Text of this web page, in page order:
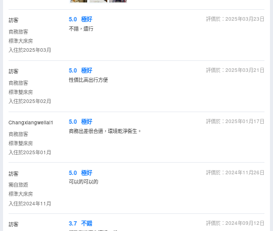
訪客
商務旅客
標準大床房
入住於2025年03月
5.0 極好
評價於：2025年03月23日
不錯，還行
訪客
商務旅客
標準雙床房
入住於2025年02月
5.0 極好
評價於：2025年03月21日
性價比高出行方便
Changxiangweilai1
商務旅客
標準雙床房
入住於2025年01月
5.0 極好
評價於：2025年01月17日
商務出差很合適，環境乾淨衞生。
訪客
獨自旅遊
標準大床房
入住於2024年11月
5.0 極好
評價於：2024年11月26日
可以的可以的
訪客
3.7 不錯
評價於：2024年09月12日